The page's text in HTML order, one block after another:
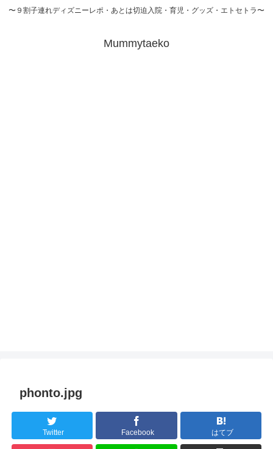
〜９割子連れディズニーレポ・あとは切迫入院・育児・グッズ・エトセトラ〜
Mummytaeko
phonto.jpg
Twitter Facebook はてブ